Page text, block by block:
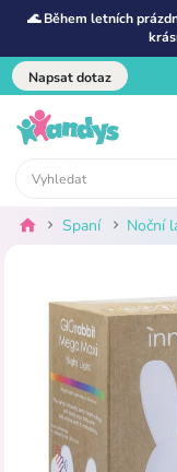
🌊 Během letních
Napsat dotaz
Spaní Noční